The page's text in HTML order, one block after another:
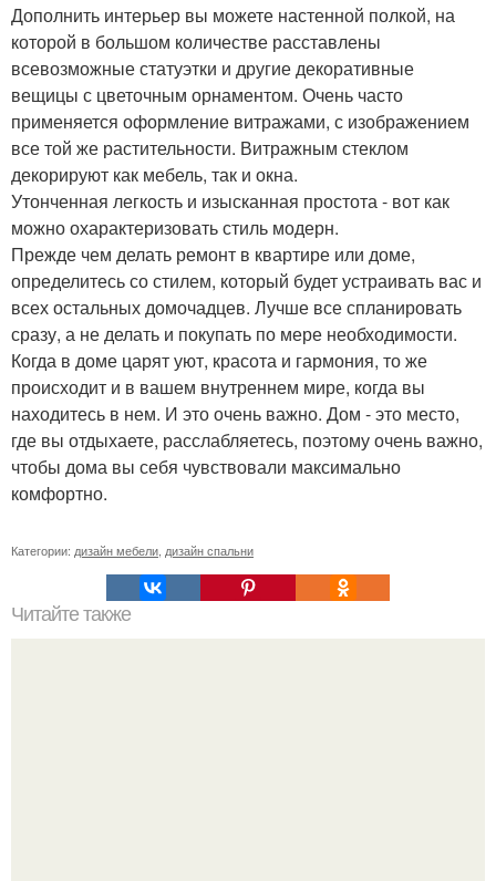
Дополнить интерьер вы можете настенной полкой, на
которой в большом количестве расставлены
всевозможные статуэтки и другие декоративные
вещицы с цветочным орнаментом. Очень часто
применяется оформление витражами, с изображением
все той же растительности. Витражным стеклом
декорируют как мебель, так и окна.
Утонченная легкость и изысканная простота - вот как
можно охарактеризовать стиль модерн.
Прежде чем делать ремонт в квартире или доме,
определитесь со стилем, который будет устраивать вас и
всех остальных домочадцев. Лучше все спланировать
сразу, а не делать и покупать по мере необходимости.
Когда в доме царят уют, красота и гармония, то же
происходит и в вашем внутреннем мире, когда вы
находитесь в нем. И это очень важно. Дом - это место,
где вы отдыхаете, расслабляетесь, поэтому очень важно,
чтобы дома вы себя чувствовали максимально
комфортно.
Категории: дизайн мебели дизайн спальни
Читайте также